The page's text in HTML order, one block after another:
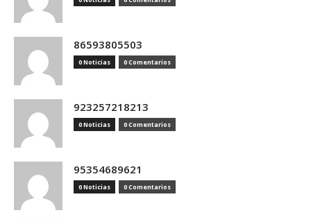
86593805503
0 Noticias 0 Comentarios
923257218213
0 Noticias 0 Comentarios
95354689621
0 Noticias 0 Comentarios